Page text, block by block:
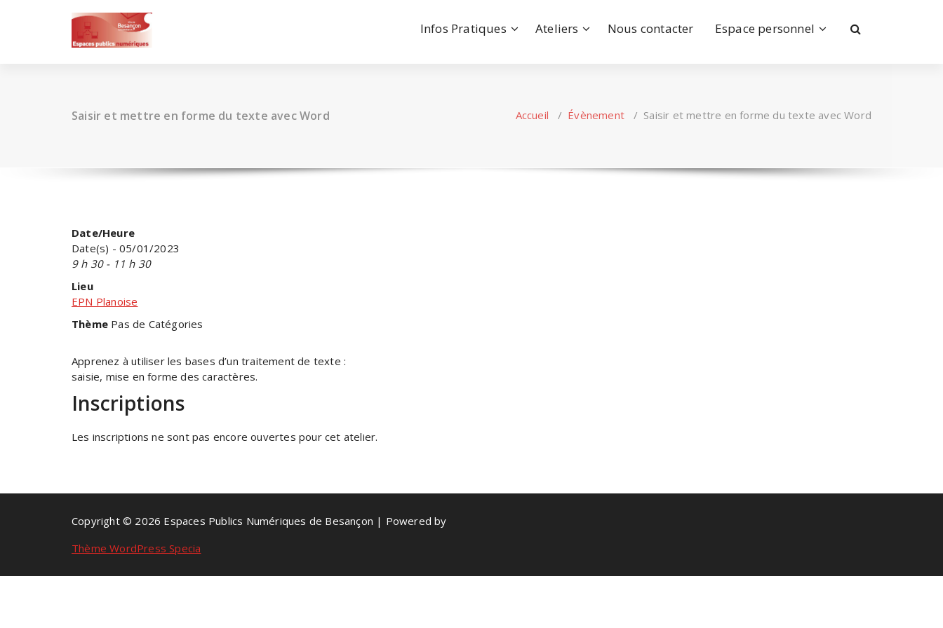
Infos Pratiques Ateliers Nous contacter Espace personnel
Saisir et mettre en forme du texte avec Word Accueil / Évènement/ Saisir et mettre en forme du texte avec Word
Date/Heure
Date(s) - 05/01/2023
9 h 30 - 11 h 30
Lieu
EPN Planoise
Thème Pas de Catégories
Apprenez à utiliser les bases d’un traitement de texte :
saisie, mise en forme des caractères.
Inscriptions
Les inscriptions ne sont pas encore ouvertes pour cet atelier.
Copyright © 2026 Espaces Publics Numériques de Besançon | Powered by
Thème WordPress Specia